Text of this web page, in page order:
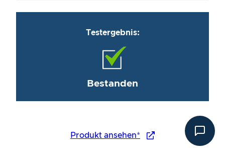
Testergebnis:
Bestanden
Produkt ansehen*